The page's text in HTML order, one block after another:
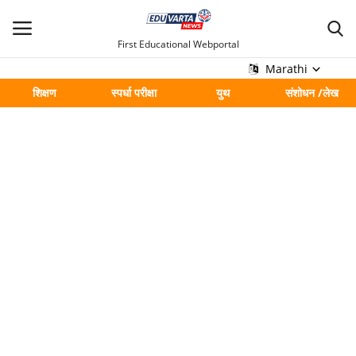
First Educational Webportal
Marathi
शिक्षण
स्पर्धा परीक्षा युथ संशोधन /लेख
मुख्य